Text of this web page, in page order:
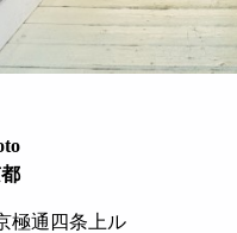
極通四条上ル